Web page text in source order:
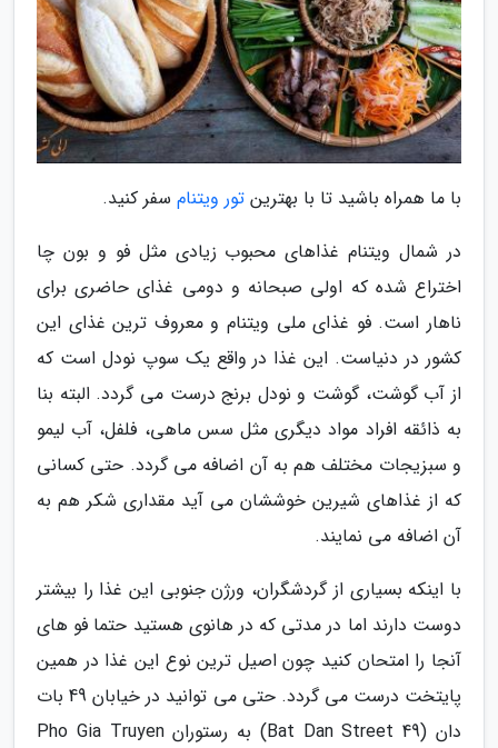
با ما همراه باشید تا با بهترین تور ویتنام سفر کنید.
در شمال ویتنام غذاهای محبوب زیادی مثل فو و بون چا
اختراع شده که اولی صبحانه و دومی غذای حاضری برای
ناهار است. فو غذای ملی ویتنام و معروف ترین غذای این
کشور در دنیاست. این غذا در واقع یک سوپ نودل است که
از آب گوشت، گوشت و نودل برنج درست می گردد. البته بنا
به ذائقه افراد مواد دیگری مثل سس ماهی، فلفل، آب لیمو
و سبزیجات مختلف هم به آن اضافه می گردد. حتی کسانی
که از غذاهای شیرین خوششان می آید مقداری شکر هم به
آن اضافه می نمایند.
با اینکه بسیاری از گردشگران، ورژن جنوبی این غذا را بیشتر
دوست دارند اما در مدتی که در هانوی هستید حتما فو های
آنجا را امتحان کنید چون اصیل ترین نوع این غذا در همین
پایتخت درست می گردد. حتی می توانید در خیابان 49 بات
دان (49 Bat Dan Street) به رستوران Pho Gia Truyen